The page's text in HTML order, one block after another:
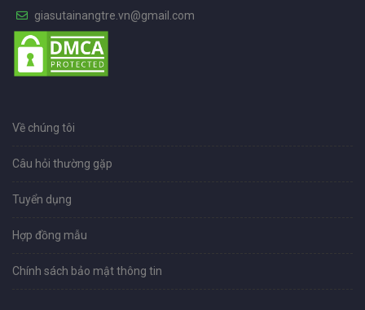
giasutainangtre.vn@gmail.com
Về chúng tôi
Câu hỏi thường gặp
Tuyển dụng
Hợp đồng mẫu
Chính sách bảo mật thông tin